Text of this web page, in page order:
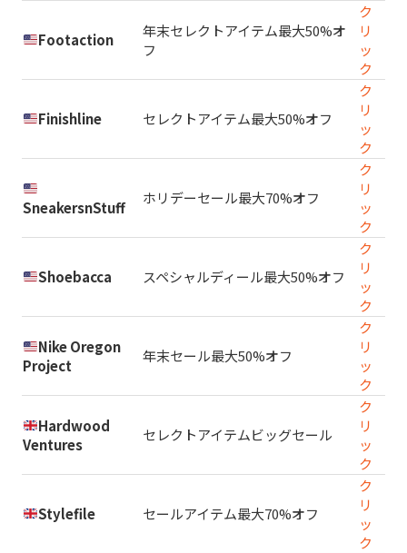
Footaction
年末セレクトアイテム最大50%オ
フ
ク
リ
ッ
ク
Finishline セレクトアイテム最大50%オフ
ク
リ
ッ
ク
SneakersnStuff
ホリデーセール最大70%オフ
ク
リ
ッ
ク
Shoebacca スペシャルディール最大50%オフ
ク
リ
ッ
ク
Nike Oregon
Project
年末セール最大50%オフ
ク
リ
ッ
ク
Hardwood
Ventures
セレクトアイテムビッグセール
ク
リ
ッ
ク
Stylefile セールアイテム最大70%オフ
ク
リ
ッ
ク